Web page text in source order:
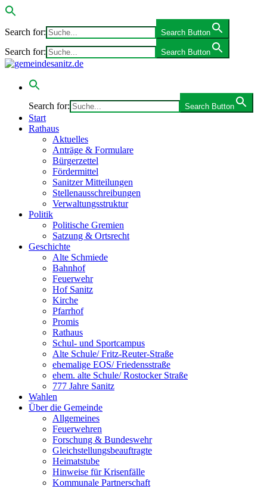
Search for: Search Button
Search for: Search Button
Search for: Search Button
Start
Rathaus
Aktuelles
Anträge & Formulare
Bürgerzettel
Fördermittel
Sanitzer Mitteilungen
Stellenausschreibungen
Verwaltungsstruktur
Politik
Politische Gremien
Satzung & Ortsrecht
Geschichte
Alte Schmiede
Bahnhof
Feuerwehr
Hof Sanitz
Kirche
Pfarrhof
Promis
Rathaus
Schul- und Sportcampus
Alte Schule/ Fritz-Reuter-Straße
ehemalige EOS/ Friedensstraße
ehem. alte Schule/ Rostocker Straße
777 Jahre Sanitz
Wahlen
Über die Gemeinde
Allgemeines
Feuerwehren
Forschung & Bundeswehr
Gleichstellungsbeauftragte
Heimatstube
Hinweise für Krisenfälle
Kommunale Partnerschaft